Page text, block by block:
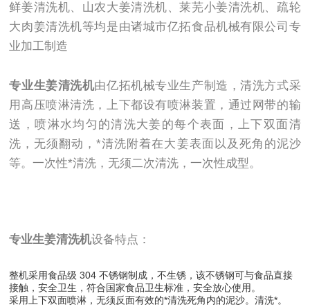
鲜姜清洗机、山农大姜清洗机、莱芜小姜清洗机、疏轮
大肉姜清洗机等均是由诸城市亿拓食品机械有限公司专
业加工制造
专业生姜清洗机由亿拓机械专业生产制造，清洗方式采
用高压喷淋清洗，上下都设有喷淋装置，通过网带的输
送，喷淋水均匀的清洗大姜的每个表面，上下双面清
洗，无须翻动，*清洗附着在大姜表面以及死角的泥沙
等。一次性*清洗，无须二次清洗，一次性成型。
专业生姜清洗机设备特点：
整机采用食品级 304 不锈钢制成，不生锈，该不锈钢可与食品直接
接触，安全卫生，符合国家食品卫生标准，安全放心使用。
采用上下双面喷淋，无须反面有效的*清洗死角内的泥沙。清洗*。